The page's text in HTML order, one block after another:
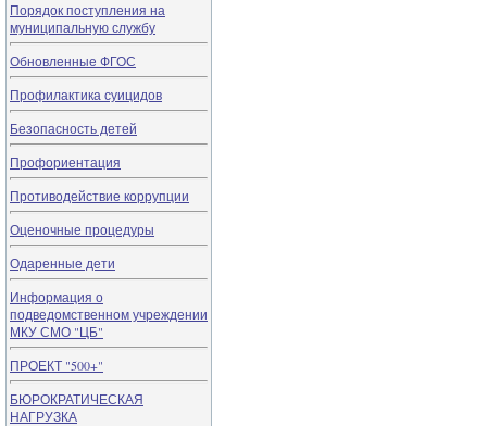
Порядок поступления на
муниципальную службу
Обновленные ФГОС
Профилактика суицидов
Безопасность детей
Профориентация
Противодействие коррупции
Оценочные процедуры
Одаренные дети
Информация о
подведомственном учреждении
МКУ СМО "ЦБ"
ПРОЕКТ "500+"
БЮРОКРАТИЧЕСКАЯ
НАГРУЗКА